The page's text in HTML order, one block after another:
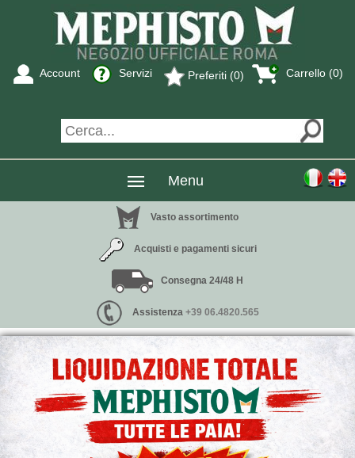
Carrello (0)
Preferiti (0)
Servizi
Account
Menu
Vasto assortimento
Acquisti e pagamenti sicuri
Consegna 24/48 H
Assistenza +39 06.4820.565